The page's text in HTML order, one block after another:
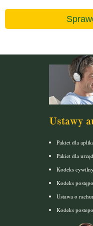
Ustawy
Pakiet dla
Pakiet dla
Kodeks cywilny
Kodeks
Ustawa o
Kodeks